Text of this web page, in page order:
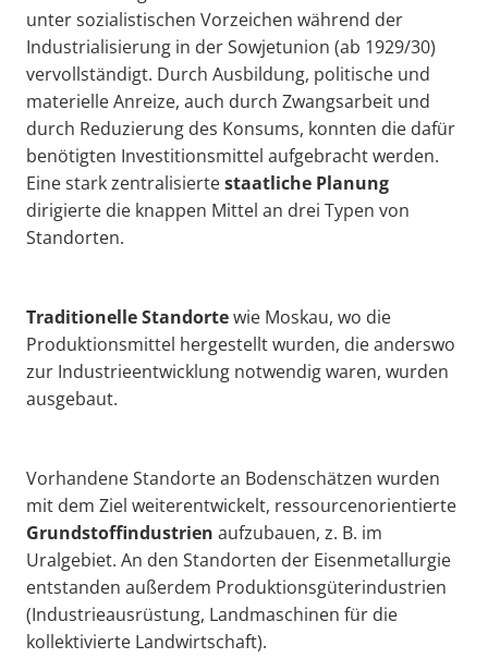
unter sozialistischen Vorzeichen während der
Industrialisierung in der Sowjetunion (ab 1929/30)
vervollständigt. Durch Ausbildung, politische und
materielle Anreize, auch durch Zwangsarbeit und
durch Reduzierung des Konsums, konnten die dafür
benötigten Investitionsmittel aufgebracht werden.
Eine stark zentralisiertestaatliche Planung
dirigierte die knappen Mittel an drei Typen von
Standorten.
Traditionelle Standortewie Moskau, wo die
Produktionsmittel hergestellt wurden, die anderswo
zur Industrieentwicklung notwendig waren, wurden
ausgebaut.
Vorhandene Standorte an Bodenschätzen wurden
mit dem Ziel weiterentwickelt, ressourcenorientierte
Grundstoffindustrien aufzubauen, z. B. im
Uralgebiet. An den Standorten der Eisenmetallurgie
entstanden außerdem Produktionsgüterindustrien
(Industrieausrüstung, Landmaschinen für die
kollektivierte Landwirtschaft).